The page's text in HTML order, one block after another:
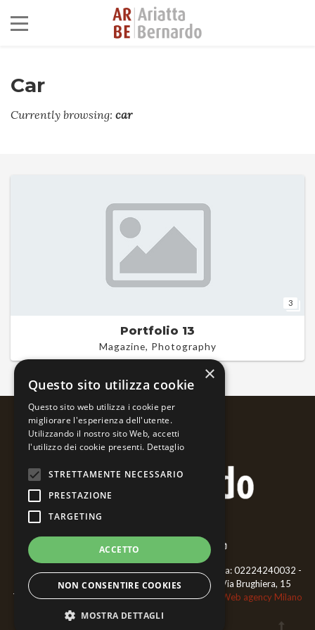
Car
Currently browsing: car
3
Portfolio 13
Magazine, Photography
Bernardo Ariatta - Pittore iperrealista - ©2018 P.iva: 02224240032 -
CF: RTTBNR66L02F952P - Cell.3468477006
- Via Brughiera, 15
Trecate 28069 (NO)Privacy Policy|Cookie Policy
Web agency Milano
GraficaeFoto
×
Questo sito utilizza cookie
Questo sito web utilizza i cookie per
migliorare l'esperienza dell'utente.
Utilizzando il nostro sito Web, accetti
l'utilizzo dei cookie presenti. Dettaglio
STRETTAMENTE NECESSARIO
PRESTAZIONE
TARGETING
ACCETTO
NON CONSENTIRE COOKIES
MOSTRA DETTAGLI